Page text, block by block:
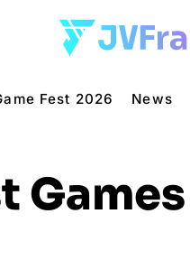
Fest 2026 News
Games